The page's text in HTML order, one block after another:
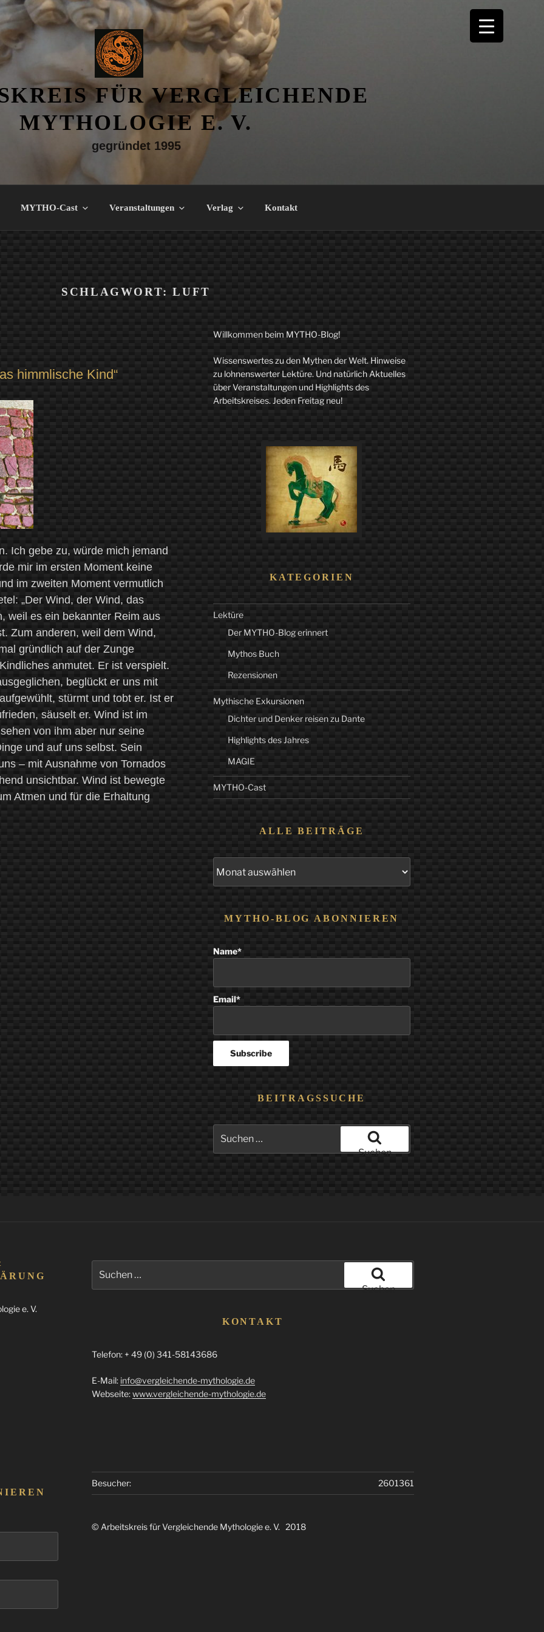
FÜR VERGLEICHENDE
MYTHOLOGIE E. V.
gegründet 1995
MYTHO-Cast Veranstaltungen Verlag Kontakt
SCHLAGWORT:LUFT
himmlische Kind“
Ich gebe zu, würde mich jemand
mir im ersten Moment keine
im zweiten Moment vermutlich
„Der Wind, der Wind, das
weil es ein bekannter Reim aus
Zum anderen, weil dem Wind,
gründlich auf der Zunge
anmutet. Er ist verspielt.
beglückt er uns mit
stürmt und tobt er. Ist er
säuselt er. Wind ist im
von ihm aber nur seine
und auf uns selbst. Sein
– mit Ausnahme von Tornados
unsichtbar. Wind ist bewegte
Atmen und für die Erhaltung
Willkommen beim MYTHO-Blog!
Wissenswertes zu den Mythen der Welt. Hinweise
zu lohnenswerter Lektüre. Und natürlich Aktuelles
über Veranstaltungen und Highlights des
Arbeitskreises. Jeden Freitag neu!
KATEGORIEN
Lektüre
Der MYTHO-Blog erinnert
Mythos Buch
Rezensionen
Mythische Exkursionen
Dichter und Denker reisen zu Dante
Highlights des Jahres
MAGIE
MYTHO-Cast
ALLE BEITRÄGE
Beiträge
MYTHO-BLOG ABONNIEREN
Name*
Email*
BEITRAGSSUCHE
nach:
Suchen
e. V.
nach:
Suchen
KONTAKT
Telefon: + 49 (0) 341-58143686
E-Mail: info@vergleichende-mythologie.de
Webseite:www.vergleichende-mythologie.de
2601361
Besucher:
© Arbeitskreis für Vergleichende Mythologie e. V. 2018